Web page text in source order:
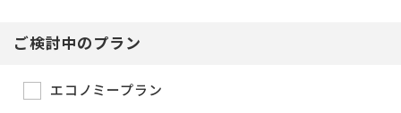
ご検討中のプラン
エコノミープラン